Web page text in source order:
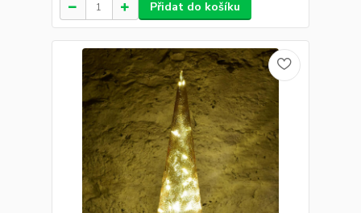
Přidat do košíku